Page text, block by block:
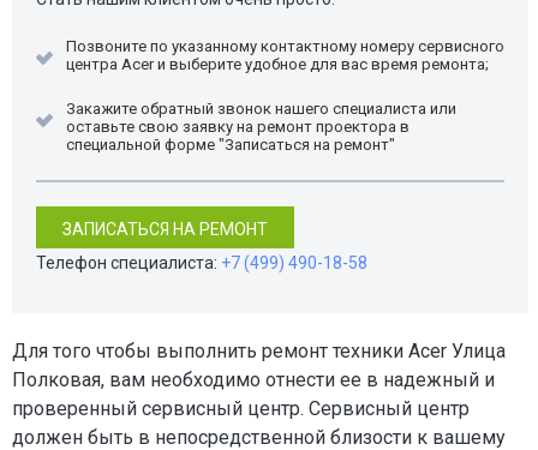
Позвоните по указанному контактному номеру сервисного
центра Acer и выберите удобное для вас время ремонта;
Закажите обратный звонок нашего специалиста или
оставьте свою заявку на ремонт проектора в
специальной форме "Записаться на ремонт"
ЗАПИСАТЬСЯ НА РЕМОНТ
Телефон специалиста: +7 (499) 490-18-58
Для того чтобы выполнить ремонт техники Acer Улица
Полковая, вам необходимо отнести ее в надежный и
проверенный сервисный центр. Сервисный центр
должен быть в непосредственной близости к вашему